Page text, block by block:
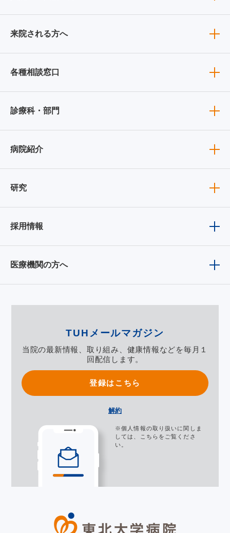
来院される方へ
各種相談窓口
診療科・部門
病院紹介
研究
採用情報
医療機関の方へ
TUHメールマガジン
当院の最新情報、取り組み、健康情報などを毎月１
回配信します。
登録はこちら
解約
※個人情報の取り扱いに関しま
しては、
こちら をご覧くださ
い。